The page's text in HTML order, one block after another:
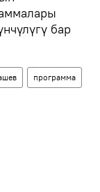
бар
программа